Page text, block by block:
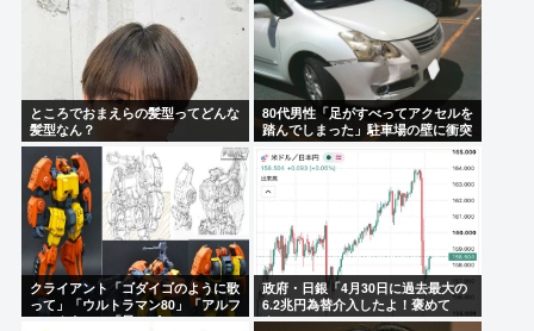
ところでおまえらの髪型ってどんな
髪型なん？
80代男性「足がすべってアクセルを
踏んでしまった」駐車場の壁に衝突
クライアント「ゴダイゴのように歌
って」「ウルトラマン80」「アルフ
ィのように」「星のピアス」
政府・日銀「4月30日に過去最大の
6.2兆円為替介入したよ！褒めて
よ！」